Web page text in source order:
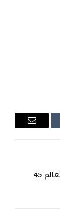
البريد
مؤسس”الفيسبوك” أصبح أبا وأهدى العالم 45